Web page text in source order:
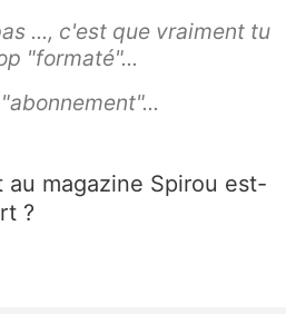
..., c'est que vraiment tu
"formaté"...
au magazine Spirou est-
?